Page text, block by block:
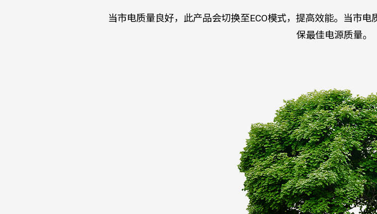
当市电质量良好，此产品会切换至ECO模式，提高效能。当市
保最佳电源质量。